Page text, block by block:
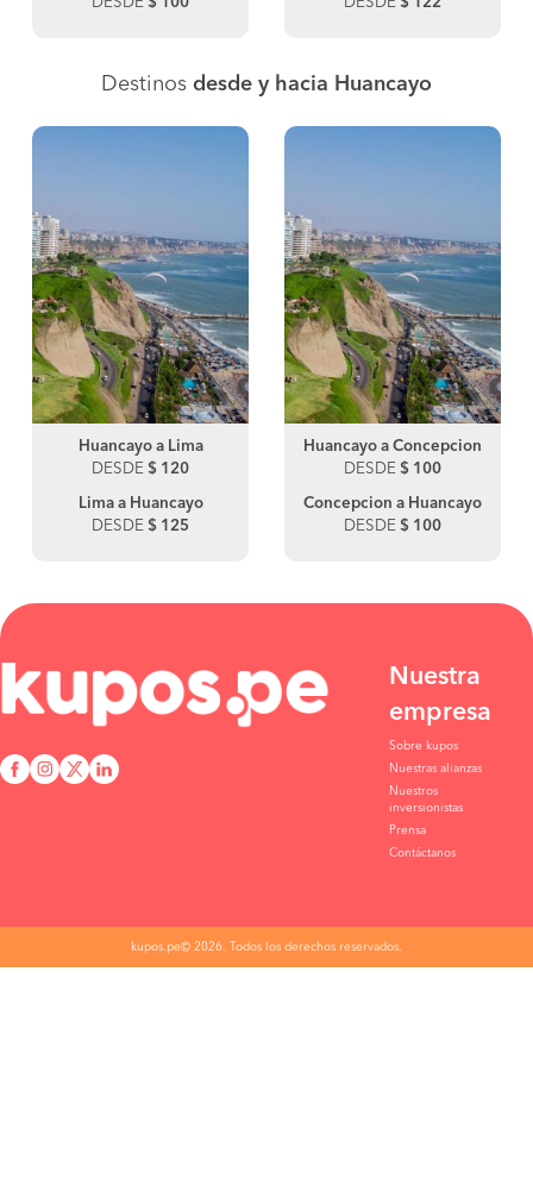
Destinos desde y hacia Huancayo
Huancayo a Lima
DESDE $ 120
Lima a Huancayo
DESDE $ 125
Huancayo a Concepcion
DESDE $ 100
Concepcion a Huancayo
DESDE $ 100
Nuestra
empresa
Sobre kupos
Nuestras alianzas
Nuestros
inversionistas
Prensa
Contáctanos
kupos.pe© 2026. Todos los derechos reservados.